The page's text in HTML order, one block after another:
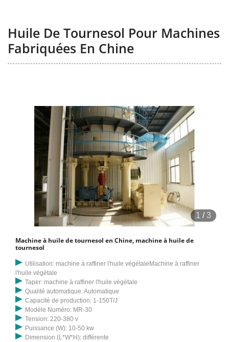
Huile De Tournesol Pour Machines
Fabriquées En Chine
1 /3
Machine à huile de tournesol en Chine, machine à huile de
tournesol
Utilisation: machine à raffiner l'huile végétaleMachine à raffiner
l'huile végétale
Taper: machine à raffiner l'huile végétale
Qualité automatique: Automatique
Capacité de production: 1-150T/J
Modèle Numéro: MR-30
Tension: 220-380 v
Puissance (W): 10-50 kw
Dimension (L*W*H): différente